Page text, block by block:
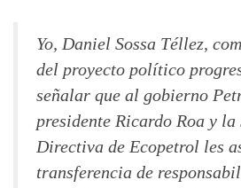
Yo, Daniel Sossa Téllez,
del proyecto político
señalar que al gobierno
presidente Ricardo Roa y la
Directiva de Ecopetrol les
transferencia de